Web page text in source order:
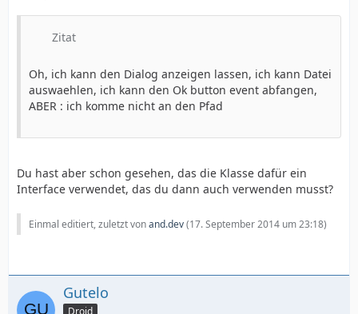
Zitat
Oh, ich kann den Dialog anzeigen lassen, ich kann Datei
auswaehlen, ich kann den Ok button event abfangen,
ABER : ich komme nicht an den Pfad
Du hast aber schon gesehen, das die Klasse dafür ein
Interface verwendet, das du dann auch verwenden musst?
Einmal editiert, zuletzt vonand.dev(17. September 2014 um 23:18)
Gutelo
Droid